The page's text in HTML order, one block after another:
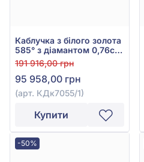
Каблучка з білого золота
585° з діамантом 0,76ct,
арт. КДк7055/1
191 916,00 грн
95 958,00 грн
(арт. КДк7055/1)
Купити
-50%